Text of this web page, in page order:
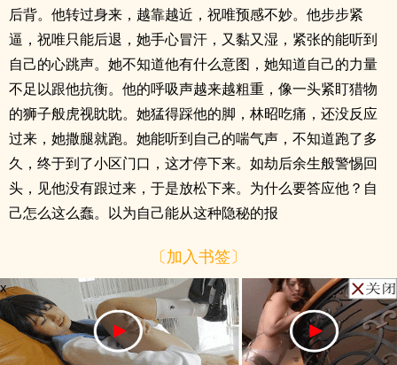
后背。他转过身来，越靠越近，祝唯预感不妙。他步步紧
逼，祝唯只能后退，她手心冒汗，又黏又湿，紧张的能听到
自己的心跳声。她不知道他有什么意图，她知道自己的力量
不足以跟他抗衡。他的呼吸声越来越粗重，像一头紧盯猎物
的狮子般虎视眈眈。她猛得踩他的脚，林昭吃痛，还没反应
过来，她撒腿就跑。她能听到自己的喘气声，不知道跑了多
久，终于到了小区门口，这才停下来。如劫后余生般警惕回
头，见他没有跟过来，于是放松下来。为什么要答应他？自
己怎么这么蠢。以为自己能从这种隐秘的报
〔加入书签〕
x